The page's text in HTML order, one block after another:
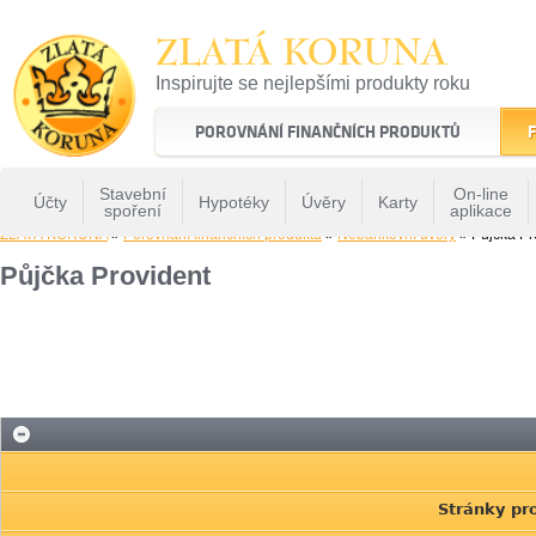
ZLATÁ KORUNA
Inspirujte se nejlepšími produkty roku
22 let tradice a kvality na finančním trhu
POROVNÁNÍ FINANČNÍCH PRODUKTŮ
Účty
Stavební
spoření
Hypotéky Úvěry Karty
On-line
aplikace
ZLATÁ KORUNA» Porovnání finančních produktů » Nebankovní úvěry » Půjčka
Půjčka Provident
Stránky